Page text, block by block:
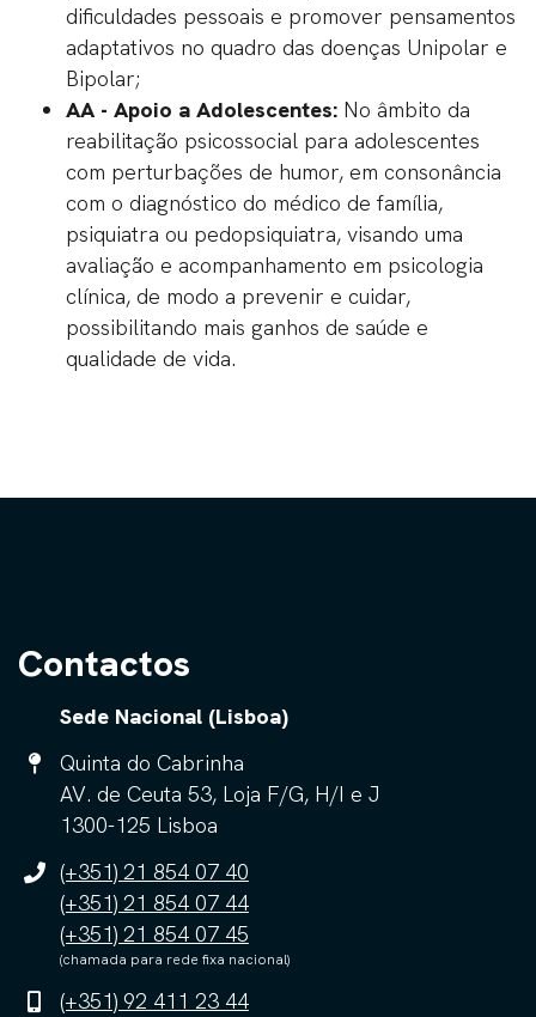
dificuldades pessoais e promover pensamentos
adaptativos no quadro das doenças Unipolar e
Bipolar;
AA - Apoio a Adolescentes: No âmbito da
reabilitação psicossocial para adolescentes
com perturbações de humor, em consonância
com o diagnóstico do médico de família,
psiquiatra ou pedopsiquiatra, visando uma
avaliação e acompanhamento em psicologia
clínica, de modo a prevenir e cuidar,
possibilitando mais ganhos de saúde e
qualidade de vida.
Contactos
Sede Nacional (Lisboa)
Quinta do Cabrinha
AV. de Ceuta 53, Loja F/G, H/I e J
1300-125 Lisboa
(+351) 21 854 07 40
(+351) 21 854 07 44
(+351) 21 854 07 45
(chamada para rede fixa nacional)
(+351) 92 411 23 44